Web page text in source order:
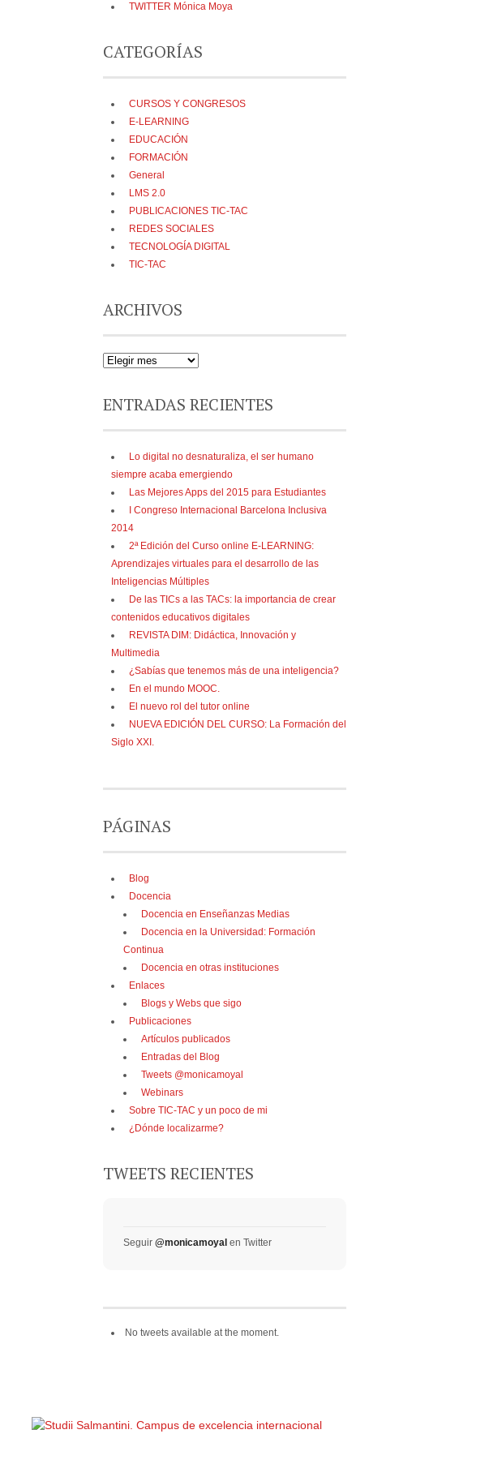
TWITTER Mónica Moya
CATEGORÍAS
CURSOS Y CONGRESOS
E-LEARNING
EDUCACIÓN
FORMACIÓN
General
LMS 2.0
PUBLICACIONES TIC-TAC
REDES SOCIALES
TECNOLOGÍA DIGITAL
TIC-TAC
ARCHIVOS
ENTRADAS RECIENTES
Lo digital no desnaturaliza, el ser humano
siempre acaba emergiendo
Las Mejores Apps del 2015 para Estudiantes
I Congreso Internacional Barcelona Inclusiva
2014
2ª Edición del Curso online E-LEARNING:
Aprendizajes virtuales para el desarrollo de las
Inteligencias Múltiples
De las TICs a las TACs: la importancia de crear
contenidos educativos digitales
REVISTA DIM: Didáctica, Innovación y
Multimedia
¿Sabías que tenemos más de una inteligencia?
En el mundo MOOC.
El nuevo rol del tutor online
NUEVA EDICIÓN DEL CURSO: La Formación del
Siglo XXI.
PÁGINAS
Blog
Docencia
Docencia en Enseñanzas Medias
Docencia en la Universidad: Formación
Continua
Docencia en otras instituciones
Enlaces
Blogs y Webs que sigo
Publicaciones
Artículos publicados
Entradas del Blog
Tweets @monicamoyal
Webinars
Sobre TIC-TAC y un poco de mi
¿Dónde localizarme?
TWEETS RECIENTES
Seguir @monicamoyal en Twitter
No tweets available at the moment.